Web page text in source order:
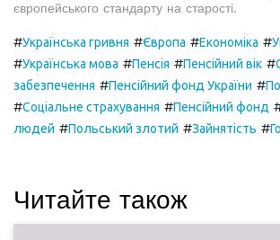
європейського стандарту на старості.
#Українська гривня #Європа #Економіка #
#Українська мова #Пенсія #Пенсійний вік #
забезпечення #Пенсійний фонд України #
#Соціальне страхування #Пенсійний фонд
людей #Польський злотий #Зайнятість #
Читайте також